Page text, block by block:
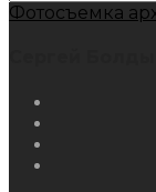
Фотосъемка